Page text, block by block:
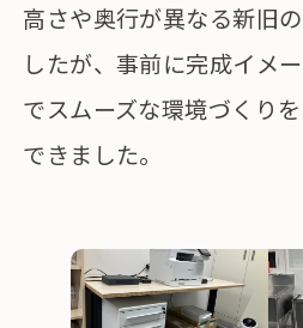
高さや奥行が異なる新旧
したが、事前に完成イメ
でスムーズな環境づくり
できました。